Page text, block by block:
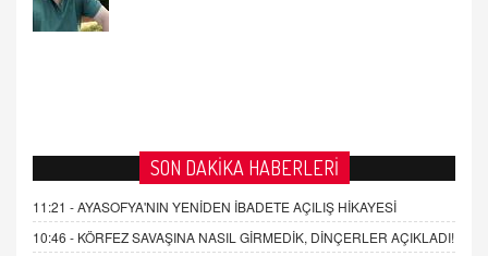
SON DAKİKA HABERLERİ
11:21 -AYASOFYA'NIN YENİDEN İBADETE AÇILIŞ HİKAYESİ
10:46 - KÖRFEZ SAVAŞINA NASIL GİRMEDİK, DİNÇERLER AÇIKLADI!